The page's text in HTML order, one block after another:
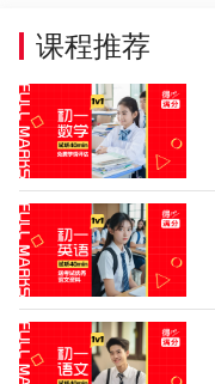
课程推荐